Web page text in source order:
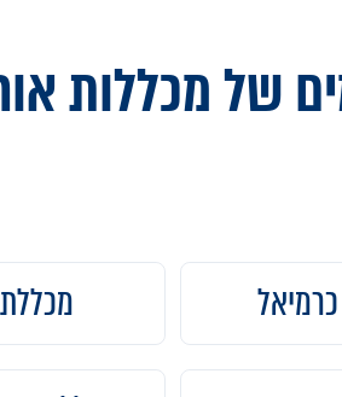
של מכללות